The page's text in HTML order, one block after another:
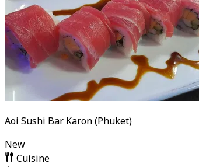
Aoi Sushi Bar Karon (Phuket)
New
Cuisine